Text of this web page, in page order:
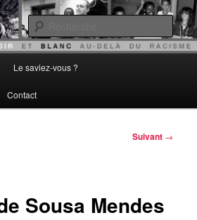
Le saviez-vous ?
Contact
Suivant →
Sousa Mendes